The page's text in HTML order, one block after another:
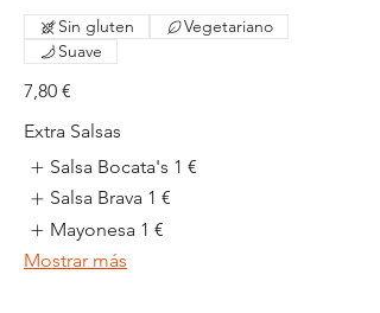
7,80 €
Sin gluten
Vegetariano
Suave
Extra Salsas
Salsa Bocata's 1 €
Salsa Brava 1 €
Mayonesa 1 €
Mostrar más